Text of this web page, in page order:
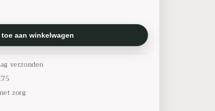
toe aan winkelwagen
verzonden
zorg